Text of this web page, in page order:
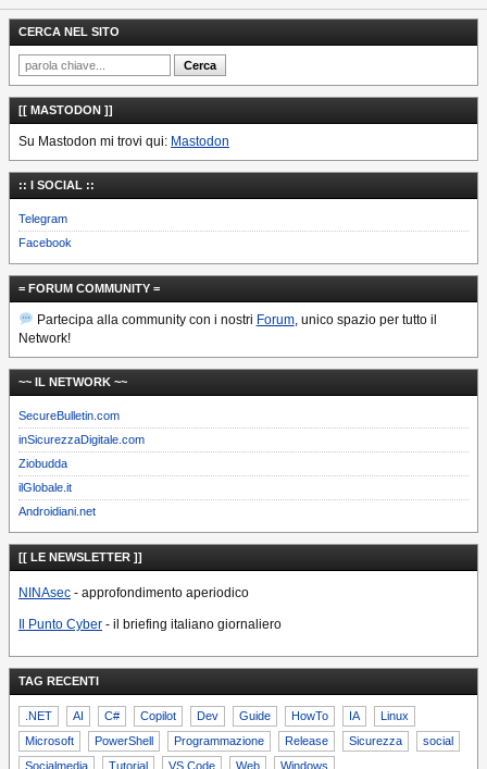
CERCA NEL SITO
[[ MASTODON ]]
Su Mastodon mi trovi qui: Mastodon
:: I SOCIAL ::
Telegram
Facebook
= FORUM COMMUNITY =
Partecipa alla community con i nostri Forum, unico spazio per tutto il
Network!
~~ IL NETWORK ~~
SecureBulletin.com
inSicurezzaDigitale.com
Ziobudda
ilGlobale.it
Androidiani.net
[[ LE NEWSLETTER ]]
NINAsec - approfondimento aperiodico
Il Punto Cyber - il briefing italiano giornaliero
TAG RECENTI
.NET AI C# Copilot Dev Guide HowTo IA
Linux
Microsoft
PowerShell Programmazione Release Sicurezza
social
Socialmedia
Tutorial VS Code Web Windows